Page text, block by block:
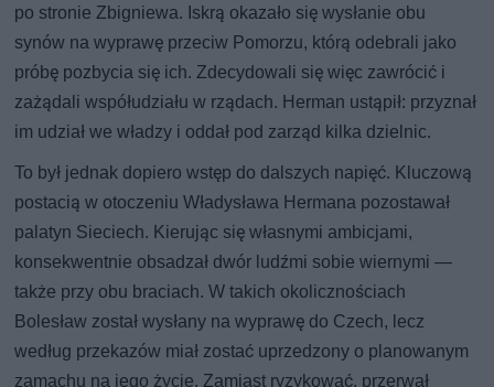
po stronie Zbigniewa. Iskrą okazało się wysłanie obu
synów na wyprawę przeciw Pomorzu, którą odebrali jako
próbę pozbycia się ich. Zdecydowali się więc zawrócić i
zażądali współudziału w rządach. Herman ustąpił: przyznał
im udział we władzy i oddał pod zarząd kilka dzielnic.
To był jednak dopiero wstęp do dalszych napięć. Kluczową
postacią w otoczeniu Władysława Hermana pozostawał
palatyn Sieciech. Kierując się własnymi ambicjami,
konsekwentnie obsadzał dwór ludźmi sobie wiernymi —
także przy obu braciach. W takich okolicznościach
Bolesław został wysłany na wyprawę do Czech, lecz
według przekazów miał zostać uprzedzony o planowanym
zamachu na jego życie. Zamiast ryzykować, przerwał